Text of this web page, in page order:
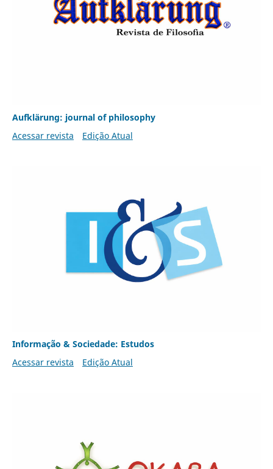
Aufklärung: journal of philosophy
Acessar revista
Edição Atual
Informação & Sociedade: Estudos
Acessar revista
Edição Atual